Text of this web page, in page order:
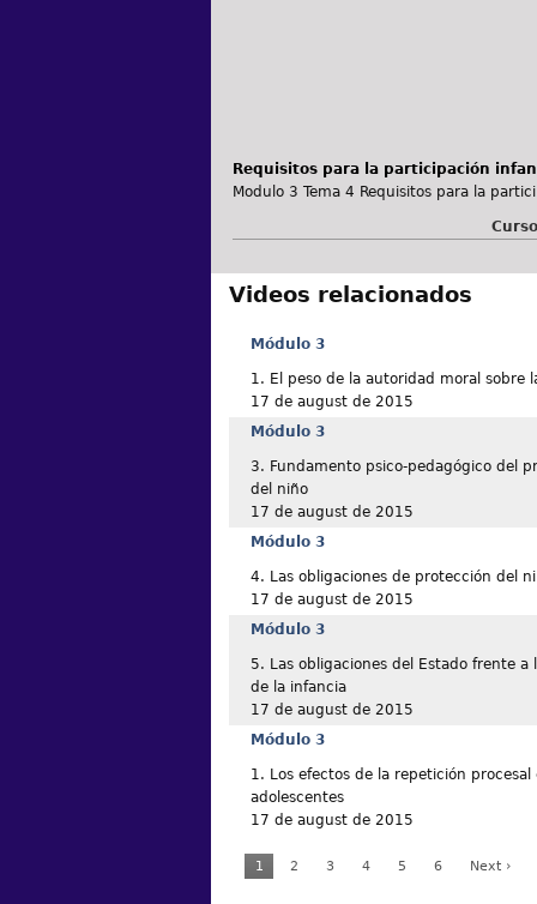
Requisitos para la participación
Modulo 3 Tema 4 Requisitos para la
Videos relacionados
Módulo 3
1. El peso de la autoridad moral sobre
17 de august de 2015
Módulo 3
3. Fundamento psico-pedagógico del
del niño
17 de august de 2015
Módulo 3
4. Las obligaciones de protección del
17 de august de 2015
Módulo 3
5. Las obligaciones del Estado frente a
de la infancia
17 de august de 2015
Módulo 3
1. Los efectos de la repetición
adolescentes
17 de august de 2015
1 2 3 4 5 6 Next ›